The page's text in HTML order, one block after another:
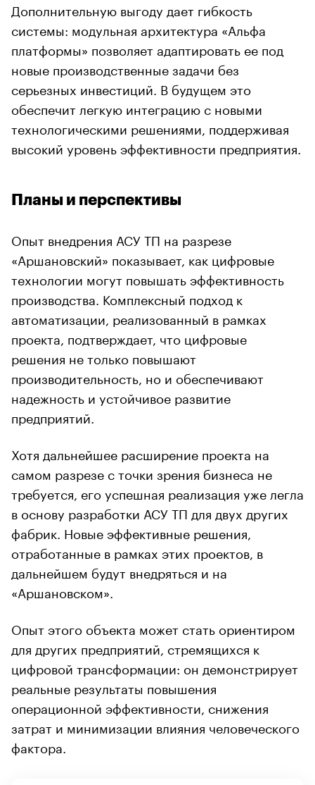
Дополнительную выгоду дает гибкость
системы: модульная архитектура «Альфа
платформы» позволяет адаптировать ее под
новые производственные задачи без
серьезных инвестиций. В будущем это
обеспечит легкую интеграцию с новыми
технологическими решениями, поддерживая
высокий уровень эффективности предприятия.
Планы и перспективы
Опыт внедрения АСУ ТП на разрезе
«Аршановский» показывает, как цифровые
технологии могут повышать эффективность
производства. Комплексный подход к
автоматизации, реализованный в рамках
проекта, подтверждает, что цифровые
решения не только повышают
производительность, но и обеспечивают
надежность и устойчивое развитие
предприятий.
Хотя дальнейшее расширение проекта на
самом разрезе с точки зрения бизнеса не
требуется, его успешная реализация уже легла
в основу разработки АСУ ТП для двух других
фабрик. Новые эффективные решения,
отработанные в рамках этих проектов, в
дальнейшем будут внедряться и на
«Аршановском».
Опыт этого объекта может стать ориентиром
для других предприятий, стремящихся к
цифровой трансформации: он демонстрирует
реальные результаты повышения
операционной эффективности, снижения
затрат и минимизации влияния человеческого
фактора.